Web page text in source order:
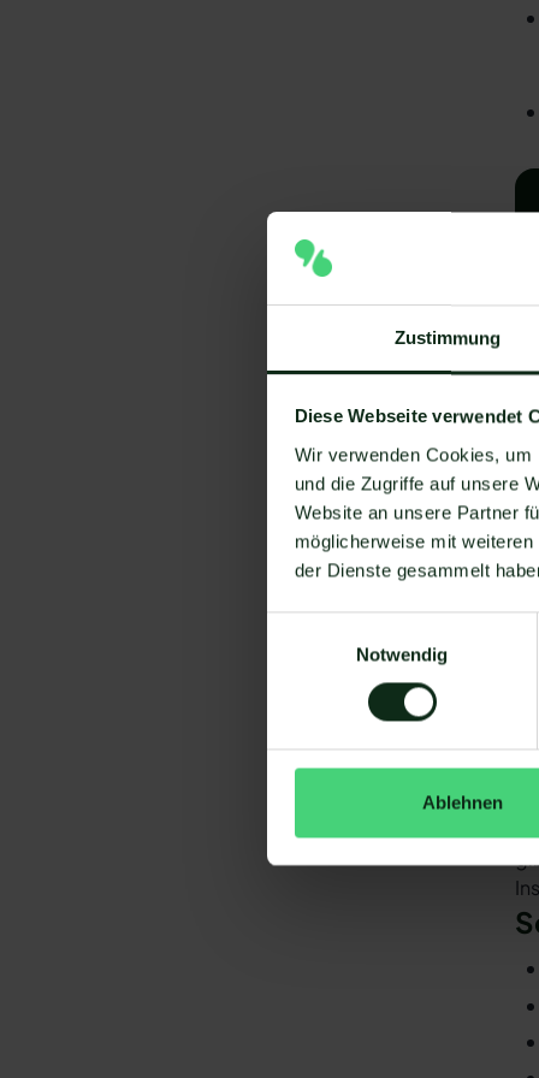
Zustimmung
Diese Webseite verwendet
Wir verwenden Cookies,
und die Zugriffe auf unsere
Website an unsere Partner
möglicherweise mit
der Dienste gesammelt
Notwendig
Ablehnen